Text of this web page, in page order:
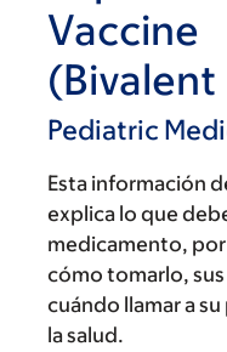
Vaccine
(Bivalent
Pediatric
Esta información
explica lo que
medicamento, por
cómo tomarlo,
cuándo llamar a
la salud.